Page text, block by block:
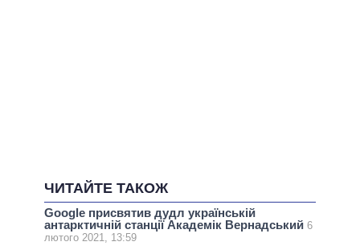
ЧИТАЙТЕ ТАКОЖ
Google присвятив дудл українській
антарктичній станції Академік Вернадський 6
лютого 2021, 13:59